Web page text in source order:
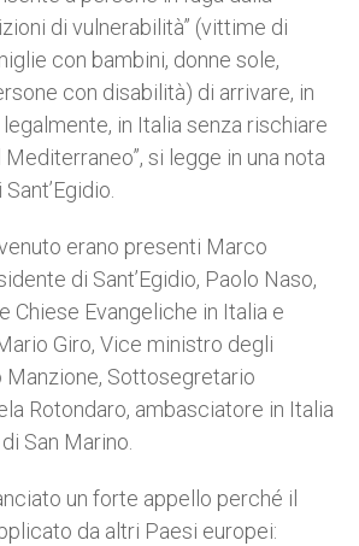
di vulnerabilità” (vittime di
con bambini, donne sole,
con disabilità) di arrivare, in
in Italia senza rischiare
Mediterraneo”, si legge in una nota
erano presenti Marco
di Sant’Egidio, Paolo Naso,
Chiese Evangeliche in Italia e
Giro, Vice ministro degli
Manzione, Sottosegretario
Rotondaro, ambasciatore in Italia
San Marino.
un forte appello perché il
da altri Paesi europei: